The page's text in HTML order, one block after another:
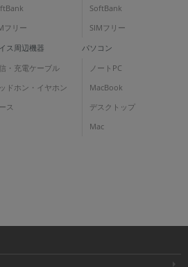
フリー
SoftBank
SIMフリー
ス周辺機器
・充電ケーブル
ドホン・イヤホン
ス
パソコン
ノートPC
MacBook
デスクトップ
Mac